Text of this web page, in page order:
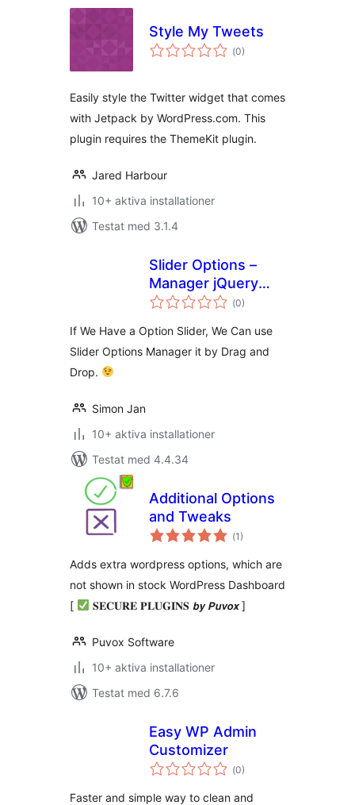
Style My Tweets
(Totalt
antal
0)
Easily style the Twitter widget that comes
with Jetpack by WordPress.com. This
plugin requires the ThemeKit plugin.
Jared Harbour
10+ aktiva installationer
Testat med 3.1.4
Slider Options –
Manager jQuery
Slider
(Totalt
antal
0)
If We Have a Option Slider, We Can use
Slider Options Manager it by Drag and
Drop.
Simon Jan
10+ aktiva installationer
Testat med 4.4.34
Additional Options
and Tweaks
(Totalt
antal
1)
Adds extra wordpress options, which are
not shown in stock WordPress Dashboard
[
𝐒𝐄𝐂𝐔𝐑𝐄 𝐏𝐋𝐔𝐆𝐈𝐍𝐒 𝙗𝙮 𝙋𝙪𝙫𝙤𝙭 ]
Puvox Software
10+ aktiva installationer
Testat med 6.7.6
Easy WP Admin
Customizer
(Totalt
antal
0)
Faster and simple way to clean and